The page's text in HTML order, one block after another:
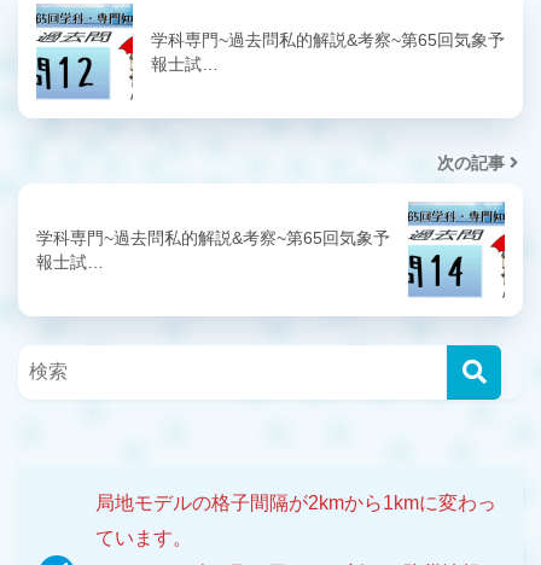
学科専門~過去問私的解説&考察~第65回気象予
報士試…
次の記事
学科専門~過去問私的解説&考察~第65回気象予
報士試…
局地モデルの格子間隔が2kmから1kmに変わっ
ています。